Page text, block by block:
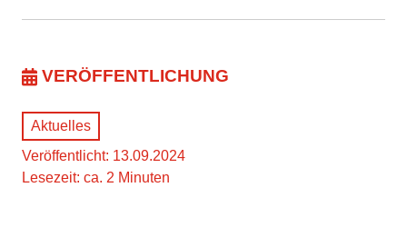
VERÖFFENTLICHUNG
Aktuelles
Veröffentlicht: 13.09.2024
Lesezeit: ca. 2 Minuten